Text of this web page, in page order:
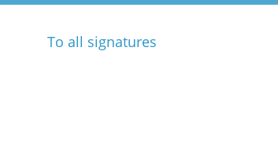
To all signatures